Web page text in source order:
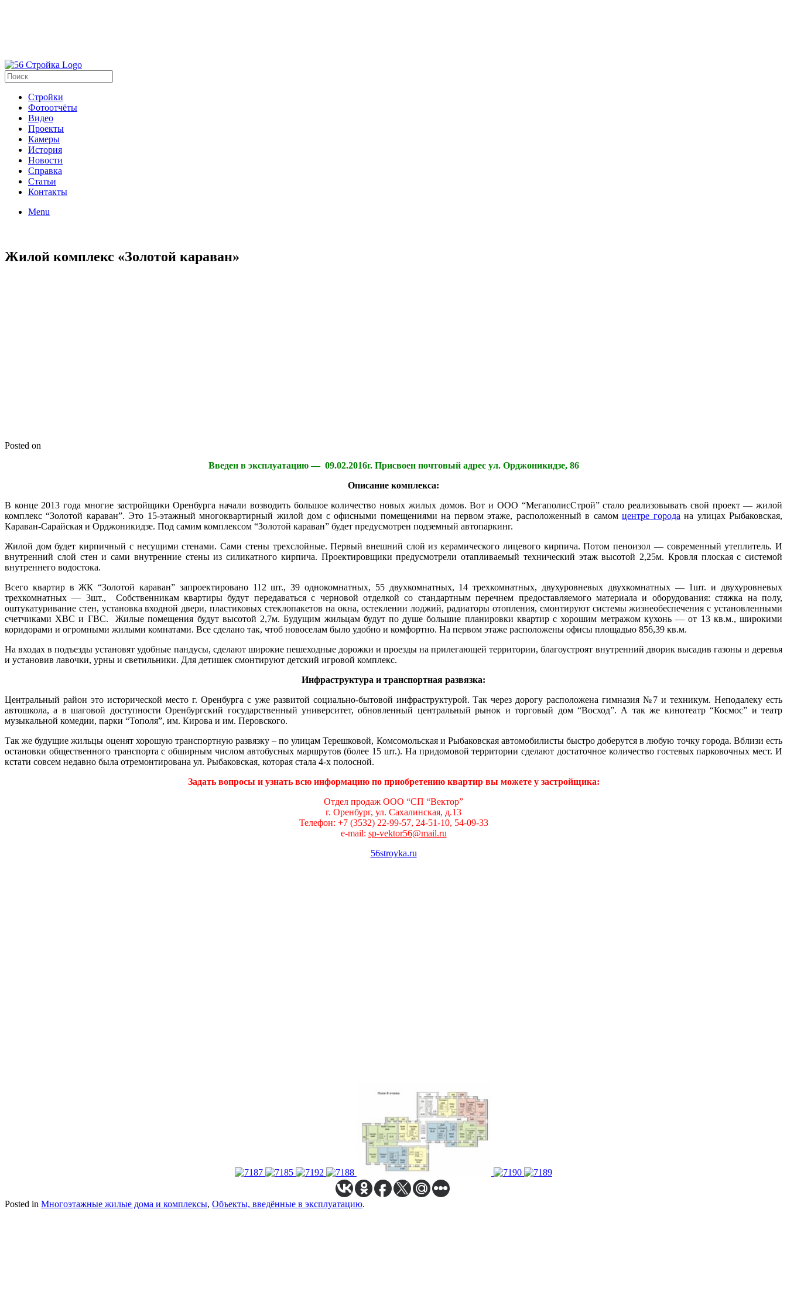
Стройки
Фотоотчёты
Видео
Проекты
Камеры
История
Новости
Справка
Статьи
Контакты
Menu
Жилой комплекс «Золотой караван»
Posted on
Введен в эксплуатацию — 09.02.2016г. Присвоен почтовый адрес ул. Орджоникидзе, 86
Описание комплекса:
В конце 2013 года многие застройщики Оренбурга начали возводить большое количество новых жилых домов. Вот и ООО “МегаполисСтрой” стало реализовывать свой проект — жилой
комплекс “Золотой караван”. Это 15-этажный многоквартирный жилой дом с офисными помещениями на первом этаже, расположенный в самомцентре города на улицах Рыбаковская,
Караван-Сарайская и Орджоникидзе. Под самим комплексом “Золотой караван” будет предусмотрен подземный автопаркинг.
Жилой дом будет кирпичный с несущими стенами. Сами стены трехслойные. Первый внешний слой из керамического лицевого кирпича. Потом пеноизол — современный утеплитель. И
внутренний слой стен и сами внутренние стены из силикатного кирпича. Проектировщики предусмотрели отапливаемый технический этаж высотой 2,25м. Кровля плоская с системой
внутреннего водостока.
Всего квартир в ЖК “Золотой караван” запроектировано 112 шт., 39 однокомнатных, 55 двухкомнатных, 14 трехкомнатных, двухуровневых двухкомнатных — 1шт. и двухуровневых
трехкомнатных — 3шт., Собственникам квартиры будут передаваться с черновой отделкой со стандартным перечнем предоставляемого материала и оборудования: стяжка на полу,
оштукатуривание стен, установка входной двери, пластиковых стеклопакетов на окна, остеклении лоджий, радиаторы отопления, смонтируют системы жизнеобеспечения с установленными
счетчиками ХВС и ГВС. Жилые помещения будут высотой 2,7м. Будущим жильцам будут по душе большие планировки квартир с хорошим метражом кухонь — от 13 кв.м., широкими
коридорами и огромными жилыми комнатами. Все сделано так, чтоб новоселам было удобно и комфортно. На первом этаже расположены офисы площадью 856,39 кв.м.
На входах в подъезды установят удобные пандусы, сделают широкие пешеходные дорожки и проезды на прилегающей территории, благоустроят внутренний дворик высадив газоны и деревья
и установив лавочки, урны и светильники. Для детишек смонтируют детский игровой комплекс.
Инфраструктура и транспортная развязка:
Центральный район это исторической место г. Оренбурга с уже развитой социально-бытовой инфраструктурой. Так через дорогу расположена гимназия №7 и техникум. Неподалеку есть
автошкола, а в шаговой доступности Оренбургский государственный университет, обновленный центральный рынок и торговый дом “Восход”. А так же кинотеатр “Космос” и театр
музыкальной комедии, парки “Тополя”, им. Кирова и им. Перовского.
Так же будущие жильцы оценят хорошую транспортную развязку – по улицам Терешковой, Комсомольская и Рыбаковская автомобилисты быстро доберутся в любую точку города. Вблизи есть
остановки общественного транспорта с обширным числом автобусных маршрутов (более 15 шт.). На придомовой территории сделают достаточное количество гостевых парковочных мест. И
кстати совсем недавно была отремонтирована ул. Рыбаковская, которая стала 4-х полосной.
Задать вопросы и узнать всю информацию по приобретению квартир вы можете у застройщика:
Отдел продаж ООО “СП “Вектор”
г. Оренбург, ул. Сахалинская, д.13
Телефон: +7 (3532) 22-99-57, 24-51-10, 54-09-33
e-mail: sp-vektor56@mail.ru
56stroyka.ru
Posted in Многоэтажные жилые дома и комплексы, Объекты, введённые в эксплуатацию.